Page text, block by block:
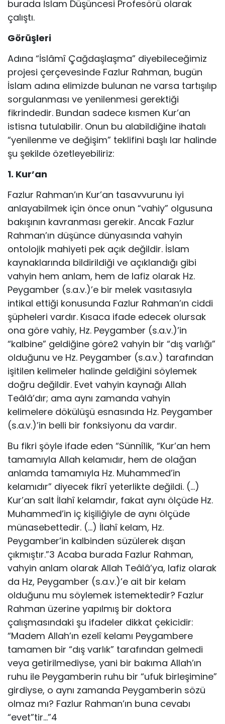
burada İslam Düşüncesi Profesörü olarak
çalıştı.
Görüşleri
Adına “İslâmî Çağdaşlaşma” diyebileceğimiz
projesi çerçevesinde Fazlur Rahman, bugün
İslam adına elimizde bulunan ne varsa tartışılıp
sorgulanması ve yenilenmesi gerektiği
fikrindedir. Bundan sadece kısmen Kur’an
istisna tutulabilir. Onun bu alabildiğine ihatalı
“yenilenme ve değişim” teklifini başlı lar halinde
şu şekilde özetleyebiliriz:
1. Kur’an
Fazlur Rahman’ın Kur’an tasavvurunu iyi
anlayabilmek için önce onun “vahiy” olgusuna
bakışının kavranması gerekir. Ancak Fazlur
Rahman’ın düşünce dünyasında vahyin
ontolojik mahiyeti pek açık değildir. İslam
kaynaklarında bildirildiği ve açıklandığı gibi
vahyin hem anlam, hem de lafiz olarak Hz.
Peygamber (s.a.v.)’e bir melek vasıtasıyla
intikal ettiği konusunda Fazlur Rahman’ın ciddi
şüpheleri vardır. Kısaca ifade edecek olursak
ona göre vahiy, Hz. Peygamber (s.a.v.)’in
“kalbine” geldiğine göre2 vahyin bir “dış varlığı”
olduğunu ve Hz. Peygamber (s.a.v.) tarafından
işitilen kelimeler halinde geldiğini söylemek
doğru değildir. Evet vahyin kaynağı Allah
Teâlâ’dır; ama aynı zamanda vahyin
kelimelere dökülüşü esnasında Hz. Peygamber
(s.a.v.)’in belli bir fonksiyonu da vardır.
Bu fikri şöyle ifade eden “Sünnîlik, “Kur’an hem
tamamıyla Allah kelamıdır, hem de olağan
anlamda tamamıyla Hz. Muhammed’in
kelamıdır” diyecek fikrî yeterlikte değildi. (…)
Kur’an salt İlahî kelamdır, fakat aynı ölçüde Hz.
Muhammed’in iç kişiliğiyle de aynı ölçüde
münasebettedir. (…) İlahî kelam, Hz.
Peygamber’in kalbinden süzülerek dışan
çıkmıştır.”3 Acaba burada Fazlur Rahman,
vahyin anlam olarak Allah Teâlâ’ya, lafiz olarak
da Hz, Peygamber (s.a.v.)’e ait bir kelam
olduğunu mu söylemek istemektedir? Fazlur
Rahman üzerine yapılmış bir doktora
çalışmasındaki şu ifadeler dikkat çekicidir:
“Madem Allah’ın ezelî kelamı Peygambere
tamamen bir “dış varlık” tarafından gelmedi
veya getirilmediyse, yani bir bakıma Allah’ın
ruhu ile Peygamberin ruhu bir “ufuk birleşimine”
girdiyse, o aynı zamanda Peygamberin sözü
olmaz mı? Fazlur Rahman’ın buna cevabı
“evet”tir…”4